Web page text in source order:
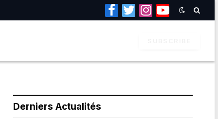
Facebook
TwitterInstagramYouTube
Derniers Actualités